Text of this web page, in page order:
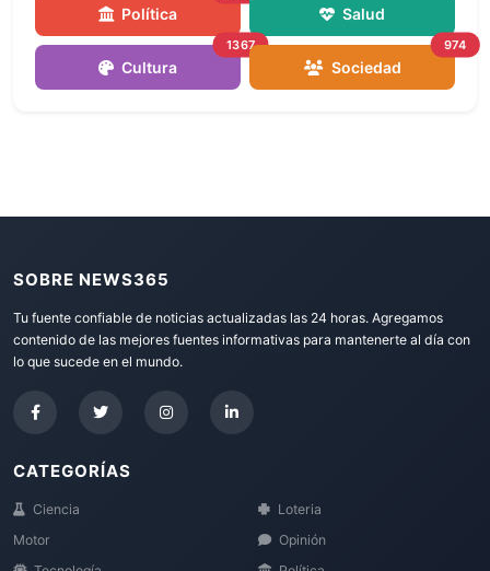
Política Salud
Cultura
1367
Sociedad
974
SOBRE NEWS365
Tu fuente confiable de noticias actualizadas las 24 horas. Agregamos
contenido de las mejores fuentes informativas para mantenerte al día con
lo que sucede en el mundo.
CATEGORÍAS
Ciencia
Motor
Loteria
Opinión